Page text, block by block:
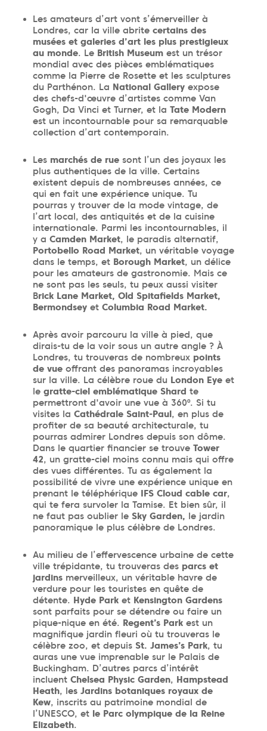
Les amateurs d’art vont s’émerveiller à
Londres, car la ville abrite certains des
musées et galeries d’art les plus prestigieux
au monde. Le British Museum est un trésor
mondial avec des pièces emblématiques
comme la Pierre de Rosette et les sculptures
du Parthénon. La National Gallery expose
des chefs-d'œuvre d’artistes comme Van
Gogh, Da Vinci et Turner, et la Tate Modern
est un incontournable pour sa remarquable
collection d’art contemporain.
Les marchés de rue sont l’un des joyaux les
plus authentiques de la ville. Certains
existent depuis de nombreuses années, ce
qui en fait une expérience unique. Tu
pourras y trouver de la mode vintage, de
l’art local, des antiquités et de la cuisine
internationale. Parmi les incontournables, il
y a Camden Market, le paradis alternatif,
Portobello Road Market, un véritable voyage
dans le temps, et Borough Market, un délice
pour les amateurs de gastronomie. Mais ce
ne sont pas les seuls, tu peux aussi visiter
Brick Lane Market, Old Spitafields Market,
Bermondsey et Columbia Road Market.
Après avoir parcouru la ville à pied, que
dirais-tu de la voir sous un autre angle ? À
Londres, tu trouveras de nombreux points
de vue offrant des panoramas incroyables
sur la ville. La célèbre roue du London Eye et
le gratte-ciel emblématique Shard te
permettront d'avoir une vue à 360º. Si tu
visites la Cathédrale Saint-Paul, en plus de
profiter de sa beauté architecturale, tu
pourras admirer Londres depuis son dôme.
Dans le quartier financier se trouve Tower
42, un gratte-ciel moins connu mais qui offre
des vues différentes. Tu as également la
possibilité de vivre une expérience unique en
prenant le téléphérique IFS Cloud cable car,
qui te fera survoler la Tamise. Et bien sûr, il
ne faut pas oublier le Sky Garden, le jardin
panoramique le plus célèbre de Londres.
Au milieu de l’effervescence urbaine de cette
ville trépidante, tu trouveras des parcs et
jardins merveilleux, un véritable havre de
verdure pour les touristes en quête de
détente. Hyde Park et Kensington Gardens
sont parfaits pour se détendre ou faire un
pique-nique en été. Regent’s Park est un
magnifique jardin fleuri où tu trouveras le
célèbre zoo, et depuis St. James’s Park, tu
auras une vue imprenable sur le Palais de
Buckingham. D’autres parcs d’intérêt
incluent Chelsea Physic Garden, Hampstead
Heath, les Jardins botaniques royaux de
Kew, inscrits au patrimoine mondial de
l’UNESCO, et le Parc olympique de la Reine
Elizabeth.